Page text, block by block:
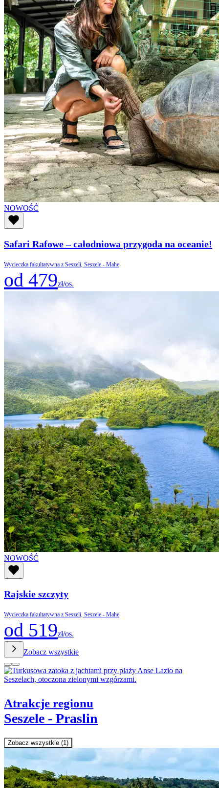
NOWOŚĆ
Safari Rafowe – całodniowa przygoda na oceanie!
Wycieczka fakultatywna z Seszeli, Seszele - Mahe
od 479zł/os.
NOWOŚĆ
Rajskie szczyty
Wycieczka fakultatywna z Seszeli, Seszele - Mahe
od 519zł/os.
Zobacz wszystkie
Atrakcje regionu
Seszele - Praslin
Zobacz wszystkie (1)